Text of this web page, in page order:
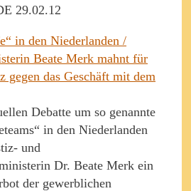
29.02.12
in den Niederlanden /
Beate Merk mahnt für
gegen das Geschäft mit dem
Debatte um so genannte
in den Niederlanden
und
Dr. Beate Merk ein
der gewerblichen